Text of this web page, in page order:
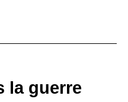
la guerre